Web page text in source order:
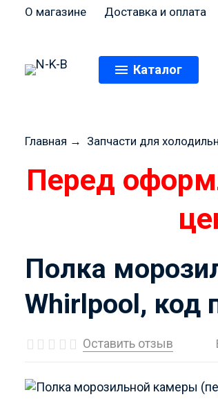
О магазине Доставка и оплата
Каталог
Главная → Запчасти для
Перед
Полка
Whirlpool, код
Оставить отзыв